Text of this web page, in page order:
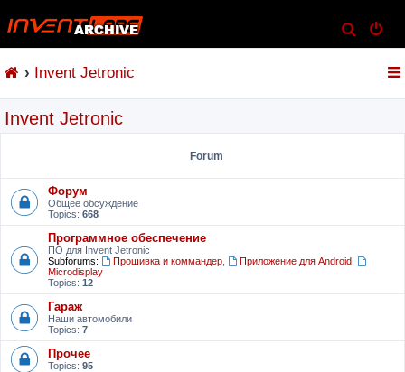
e
Invent Jetronic
Invent Jetronic
Forum
Форум
Общее обсуждение
Topics: 668
Программное обеспечение
ПО для Invent Jetronic
Subforums:
Прошивка и коммандер, Приложение для Android,
Microdisplay
Topics: 12
Гараж
Наши автомобили
Topics: 7
Прочее
Topics: 95